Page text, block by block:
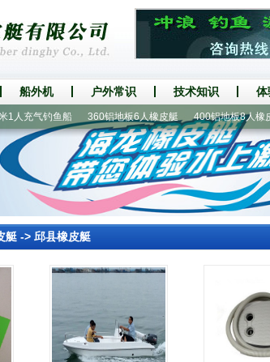
船外机 户外常识 技术知识 体
充气钓鱼船 360铝地板6人橡皮艇 400铝地板8人橡皮艇
艇-> 邱县橡皮艇